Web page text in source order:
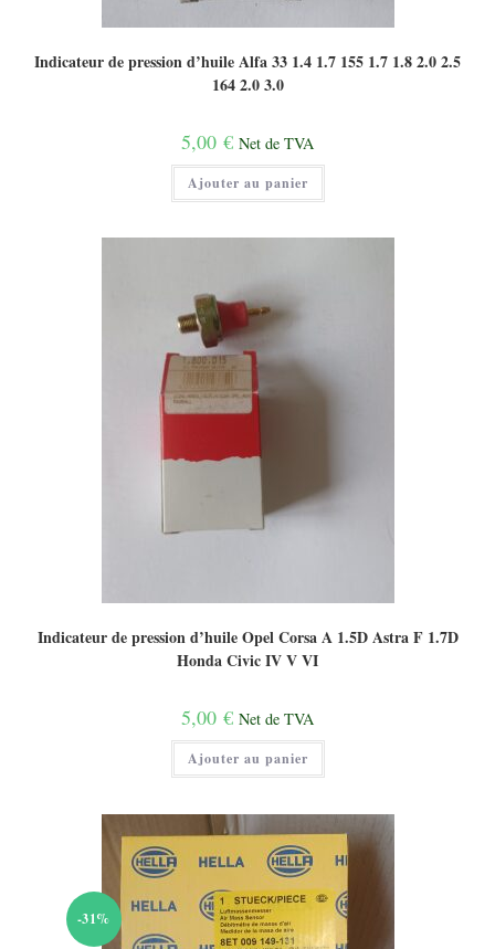
Indicateur de pression d’huile Alfa 33 1.4 1.7 155 1.7 1.8 2.0 2.5
164 2.0 3.0
5,00 € Net de TVA
Ajouter au panier
Indicateur de pression d’huile Opel Corsa A 1.5D Astra F 1.7D
Honda Civic IV V VI
5,00 € Net de TVA
Ajouter au panier
-31%